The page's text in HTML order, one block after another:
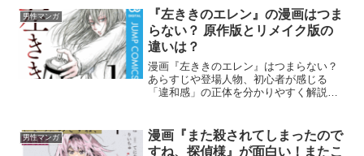
評価もまとめています。まずは無料立ち
読みでその面白さを確かめてみてくださ
い。
男性マンガ
『左ききのエレン』の漫画はつま
らない？ 原作版とリメイク版の
違いは？
漫画『左ききのエレン』はつまらない？
あらすじや登場人物、初心者が感じる
「違和感」の正体を分かりやすく解説！
きかも紹介します。
男性マンガ
漫画『また殺されてしまったので
すね、探偵様』が面白い！またこ